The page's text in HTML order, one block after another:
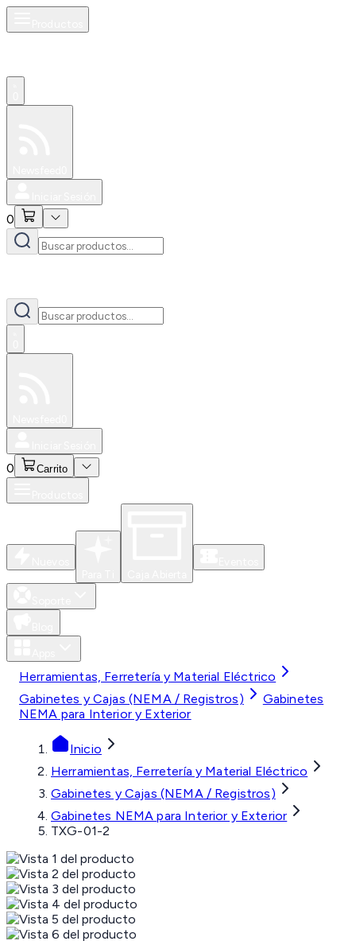
0
0 Carrito
Herramientas, Ferretería y Material Eléctrico
Gabinetes y Cajas (NEMA / Registros)
Gabinetes
NEMA para Interior y Exterior
Inicio
Herramientas, Ferretería y Material Eléctrico
Gabinetes y Cajas (NEMA / Registros)
Gabinetes NEMA para Interior y Exterior
TXG-01-2